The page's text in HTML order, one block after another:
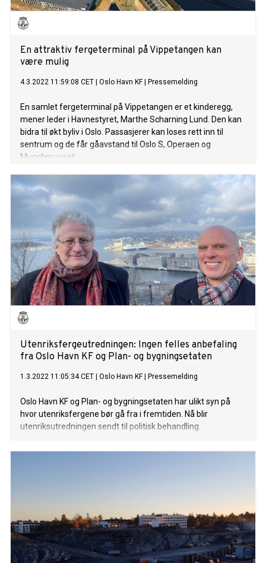
En attraktiv fergeterminal på Vippetangen kan
være mulig
4.3.2022 11:59:08 CET Oslo Havn KF| Pressemelding
En samlet fergeterminal på Vippetangen er et kinderegg,
mener leder i Havnestyret, Marthe Scharning Lund. Den kan
bidra til økt byliv i Oslo. Passasjerer kan loses rett inn til
sentrum og de får gåavstand til Oslo S, Operaen og
Munchmuseet.
Utenriksfergeutredningen: Ingen felles anbefaling
fra Oslo Havn KF og Plan- og bygningsetaten
1.3.2022 11:05:34 CET Oslo Havn KF| Pressemelding
Oslo Havn KF og Plan- og bygningsetaten har ulikt syn på
hvor utenriksfergene bør gå fra i fremtiden. Nå blir
utenriksutredningen sendt til politisk behandling.